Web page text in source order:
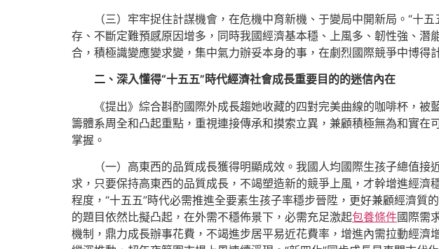
（三）牢牢捉住計謀機會，在危機中育新機、于變局中開新局。“十
存、不斷定難預感原因增多，同時我國經濟基本穩、上風多、韌性強、
合，積極識變應變求變，集中氣力辦妥本身的事，在劇烈國際競爭中博得
二、深入懂得“十五五”時代經濟社會成長重要目的的迷信內在
《提出》綜合斟酌國際外成長趨她收藏的四對完美曲線的咖啡杯，
籌體系周全和凸起重點，重視連接傳承和摸索立異，兼顧積極無為和實
掌握。
（一）高東西的品質成長獲得明顯成效。我國人均國際生孩子總值
求，只要保持高東西的品質成長，不竭塑造新的競爭上風，才幹增進經
程度，“十五五”時代必需推進全要素生孩子率穩步晉陞，更好兼顧經濟
的題目依然比擬凸起，在外需不穩佈景下，必需充足激起包養條件國際需
機制，鼎力成長辦事花費，不竭進步居平易近花費率，增進內需拉動經